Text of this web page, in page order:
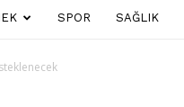
SPOR SAĞLIK